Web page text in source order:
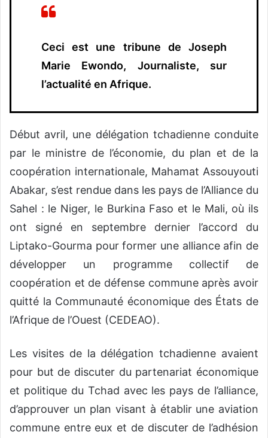
Ceci est une tribune de Joseph
Marie Ewondo, Journaliste, sur
l’actualité en Afrique.
Début avril, une délégation tchadienne conduite
par le ministre de l’économie, du plan et de la
coopération internationale, Mahamat Assouyouti
Abakar, s’est rendue dans les pays de l’Alliance du
Sahel : le Niger, le Burkina Faso et le Mali, où ils
ont signé en septembre dernier l’accord du
Liptako-Gourma pour former une alliance afin de
développer un programme collectif de
coopération et de défense commune après avoir
quitté la Communauté économique des États de
l’Afrique de l’Ouest (CEDEAO).
Les visites de la délégation tchadienne avaient
pour but de discuter du partenariat économique
et politique du Tchad avec les pays de l’alliance,
d’approuver un plan visant à établir une aviation
commune entre eux et de discuter de l’adhésion